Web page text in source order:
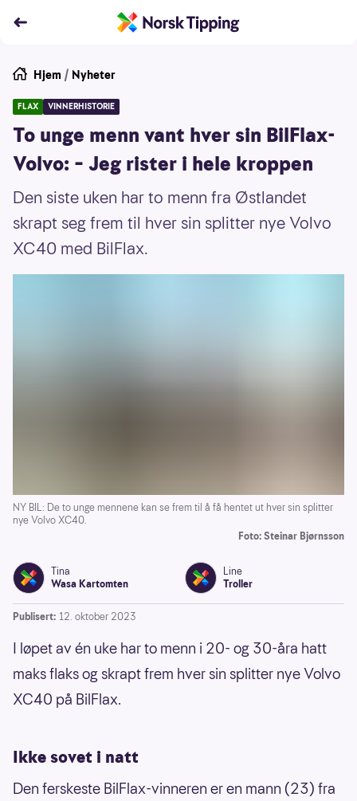
Hjem / Nyheter
FLAX VINNERHISTORIE
To unge menn vant hver sin BilFlax-
Volvo: – Jeg rister i hele kroppen
Den siste uken har to menn fra Østlandet
skrapt seg frem til hver sin splitter nye Volvo
XC40 med BilFlax.
NY BIL: De to unge mennene kan se frem til å få hentet ut hver sin splitter
nye Volvo XC40.
Foto: Steinar Bjørnsson
Tina
Wasa Kartomten
Line
Troller
Publisert: 12. oktober 2023
I løpet av én uke har to menn i 20- og 30-åra hatt
maks flaks og skrapt frem hver sin splitter nye Volvo
XC40 på BilFlax.
Ikke sovet i natt
Den ferskeste BilFlax-vinneren er en mann (23) fra